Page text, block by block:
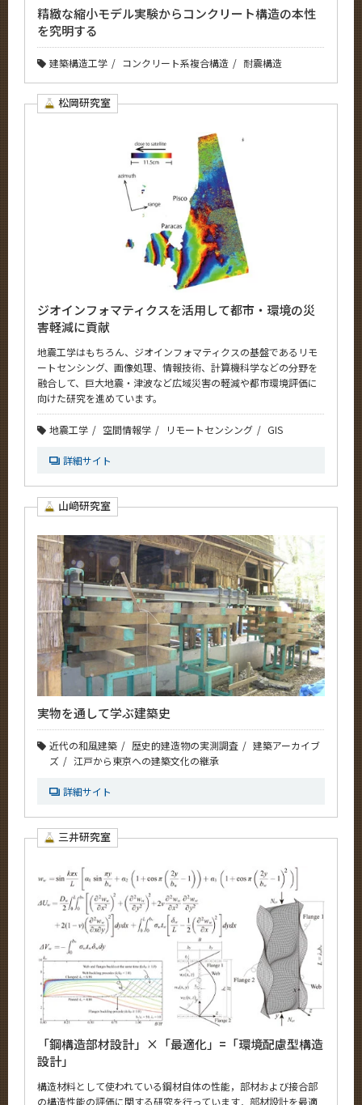
精緻な縮小モデル実験からコンクリート構造の本性
を究明する
建築構造工学 コンクリート系複合構造 耐震構造
松岡研究室
ジオインフォマティクスを活用して都市・環境の災
害軽減に貢献
地震工学はもちろん、ジオインフォマティクスの基盤であるリモ
ートセンシング、画像処理、情報技術、計算機科学などの分野を
融合して、巨大地震・津波など広域災害の軽減や都市環境評価に
向けた研究を進めています。
地震工学 空間情報学 リモートセンシング GIS
詳細サイト
山﨑研究室
実物を通して学ぶ建築史
近代の和風建築 歴史的建造物の実測調査
建築アーカイブ
ズ
江戸から東京への建築文化の継承
詳細サイト
三井研究室
「鋼構造部材設計」×「最適化」=「環境配慮型構造
設計」
構造材料として使われている鋼材自体の性能，部材および接合部
の構造性能の評価に関する研究を行っています．部材設計を最適